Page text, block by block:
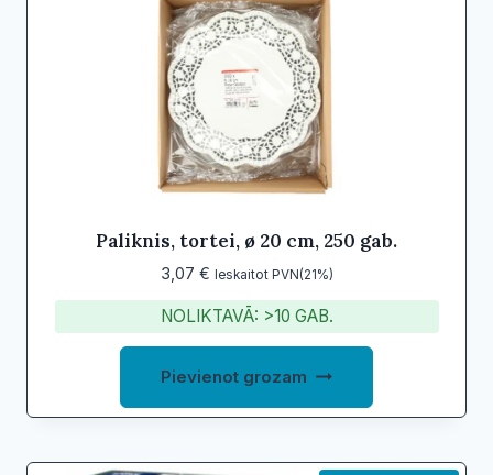
Paliknis, tortei, ø 20 cm, 250 gab.
3,07 € Ieskaitot PVN(21%)
NOLIKTAVĀ: >10 GAB.
Pievienot grozam